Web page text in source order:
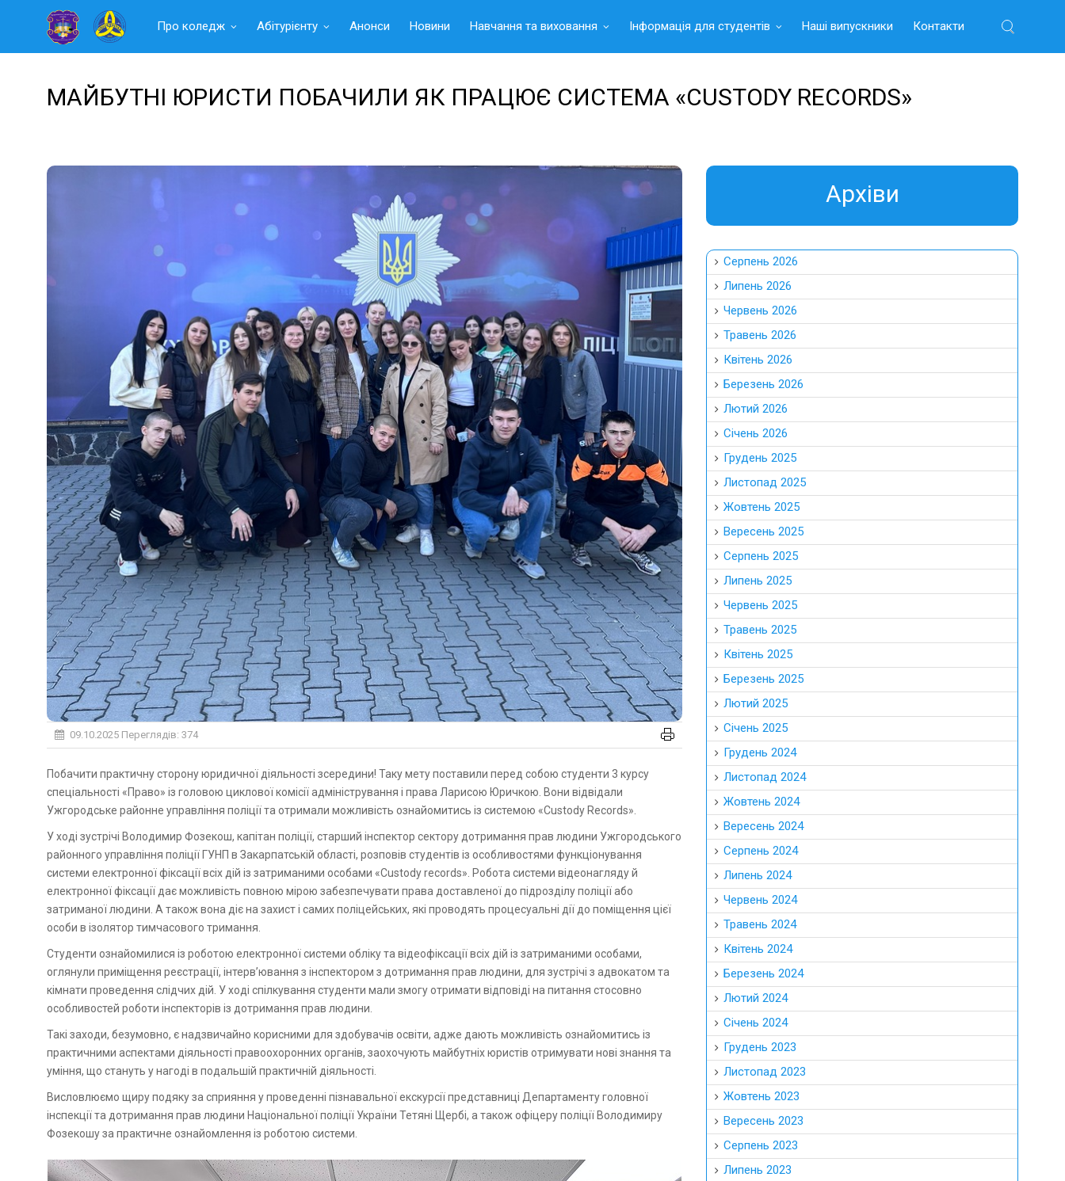
Читать
Про коледж Абітурієнту Анонси Новини Навчання та виховання Інформація для студентів Наші випускники Контакти
МАЙБУТНІ ЮРИСТИ ПОБАЧИЛИ ЯК ПРАЦЮЄ СИСТЕМА «CUSTODY RECORDS»
09.10.2025 Переглядів: 374
Побачити практичну сторону юридичної діяльності зсередини! Таку мету поставили перед собою студенти 3 курсу
спеціальності «Право» із головою циклової комісії адміністрування і права Ларисою Юричкою. Вони відвідали
Ужгородське районне управління поліції та отримали можливість ознайомитись із системою «Custody Records».
У ході зустрічі Володимир Фозекош, капітан поліції, старший інспектор сектору дотримання прав людини Ужгородського
районного управління поліції ГУНП в Закарпатській області, розповів студентів із особливостями функціонування
системи електронної фіксації всіх дій із затриманими особами «Custody records». Робота системи відеонагляду й
електронної фіксації дає можливість повною мірою забезпечувати права доставленої до підрозділу поліції або
затриманої людини. А також вона діє на захист і самих поліцейських, які проводять процесуальні дії до поміщення цієї
особи в ізолятор тимчасового тримання.
Студенти ознайомилися із роботою електронної системи обліку та відеофіксації всіх дій із затриманими особами,
оглянули приміщення реєстрації, інтерв’ювання з інспектором з дотримання прав людини, для зустрічі з адвокатом та
кімнати проведення слідчих дій. У ході спілкування студенти мали змогу отримати відповіді на питання стосовно
особливостей роботи інспекторів із дотримання прав людини.
Такі заходи, безумовно, є надзвичайно корисними для здобувачів освіти, адже дають можливість ознайомитись із
практичними аспектами діяльності правоохоронних органів, заохочують майбутніх юристів отримувати нові знання та
уміння, що стануть у нагоді в подальшій практичній діяльності.
Висловлюємо щиру подяку за сприяння у проведенні пізнавальної екскурсії представниці Департаменту головної
інспекції та дотримання прав людини Національної поліції України Тетяні Щербі, а також офіцеру поліції Володимиру
Фозекошу за практичне ознайомлення із роботою системи.
Aрхіви
Серпень 2026
Липень 2026
Червень 2026
Травень 2026
Квітень 2026
Березень 2026
Лютий 2026
Січень 2026
Грудень 2025
Листопад 2025
Жовтень 2025
Вересень 2025
Серпень 2025
Липень 2025
Червень 2025
Травень 2025
Квітень 2025
Березень 2025
Лютий 2025
Січень 2025
Грудень 2024
Листопад 2024
Жовтень 2024
Вересень 2024
Серпень 2024
Липень 2024
Червень 2024
Травень 2024
Квітень 2024
Березень 2024
Лютий 2024
Січень 2024
Грудень 2023
Листопад 2023
Жовтень 2023
Вересень 2023
Серпень 2023
Липень 2023